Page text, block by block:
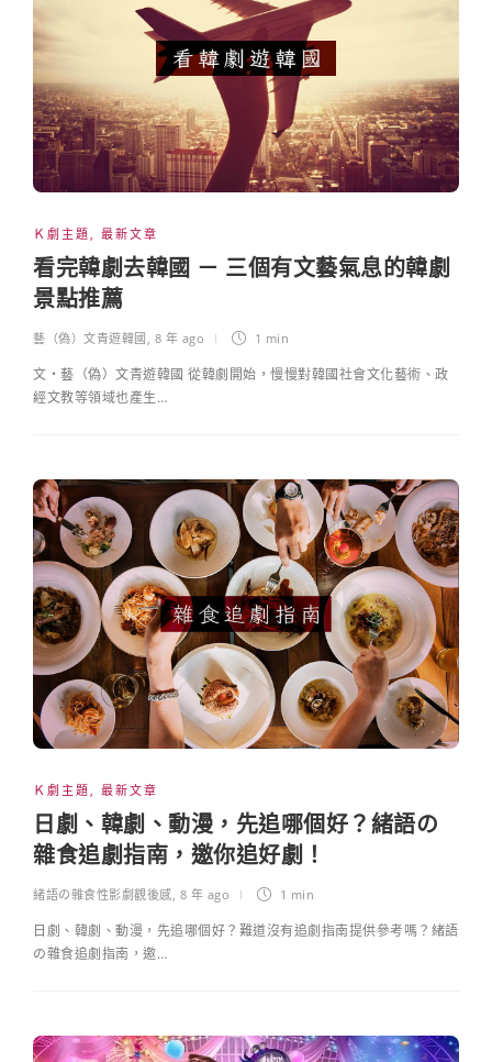
Ｋ劇主題, 最新文章
看完韓劇去韓國 － 三個有文藝氣息的韓劇
景點推薦
藝（偽）文青遊韓國 , 8 年 ago 1 min
文・藝（偽）文青遊韓國 從韓劇開始，慢慢對韓國社會文化藝術、政
經文教等領域也產生…
Ｋ劇主題 最新文章
日劇、韓劇、動漫，先追哪個好？緒語の
雜食追劇指南，邀你追好劇！
緒語の雜食性影劇觀後感 8 年 ago 1 min
日劇、韓劇、動漫，先追哪個好？難道沒有追劇指南提供參考嗎？緒語
の雜食追劇指南，邀…